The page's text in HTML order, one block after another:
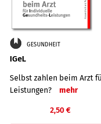
GESUNDHEIT
IGeL
Selbst zahlen beim Arzt
Leis­tungen?
mehr
2,50 €